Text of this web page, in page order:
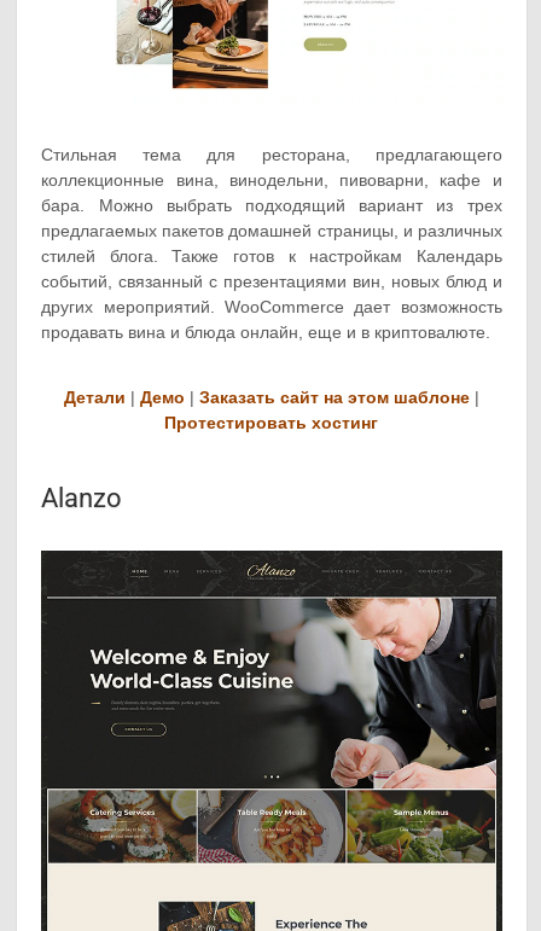
Стильная тема для ресторана, предлагающего
коллекционные вина, винодельни, пивоварни, кафе и
бара. Можно выбрать подходящий вариант из трех
предлагаемых пакетов домашней страницы, и различных
стилей блога. Также готов к настройкам Календарь
событий, связанный с презентациями вин, новых блюд и
других мероприятий. WooCommerce дает возможность
продавать вина и блюда онлайн, еще и в криптовалюте.
Детали | Демо | Заказать сайт на этом шаблоне|
Протестировать хостинг
Alanzo